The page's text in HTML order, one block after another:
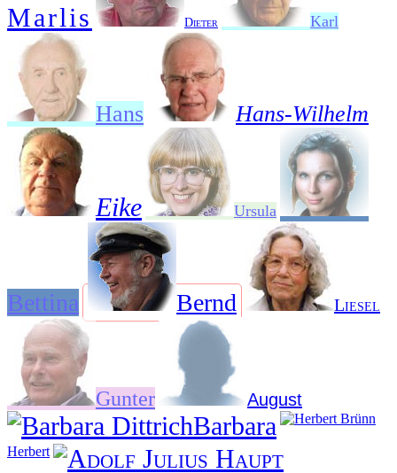
Marlis Dieter Karl
Hans Hans-Wilhelm
Eike Ursula
Bettina Bernd Liesel
Gunter August
Barbara
Herbert